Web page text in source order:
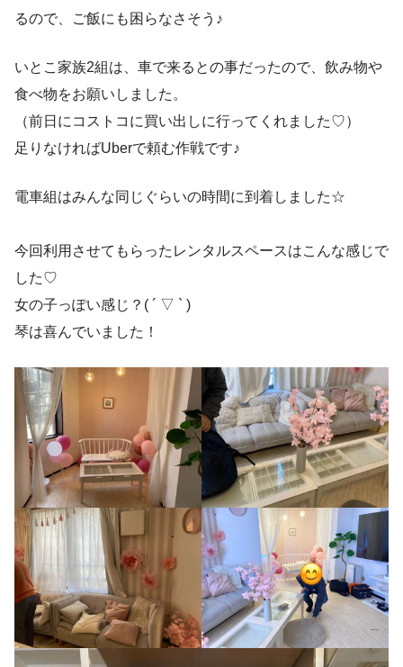
るので、ご飯にも困らなさそう♪
いとこ家族2組は、車で来るとの事だったので、飲み物や
食べ物をお願いしました。
（前日にコストコに買い出しに行ってくれました♡）
足りなければUberで頼む作戦です♪
電車組はみんな同じぐらいの時間に到着しました☆
今回利用させてもらったレンタルスペースはこんな感じで
した♡
女の子っぽい感じ？( ´ ▽ ` )
琴は喜んでいました！